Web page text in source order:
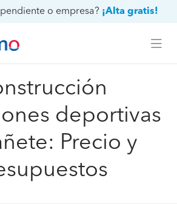
o empresa? ¡Alta gratis!
deportivas
Precio y